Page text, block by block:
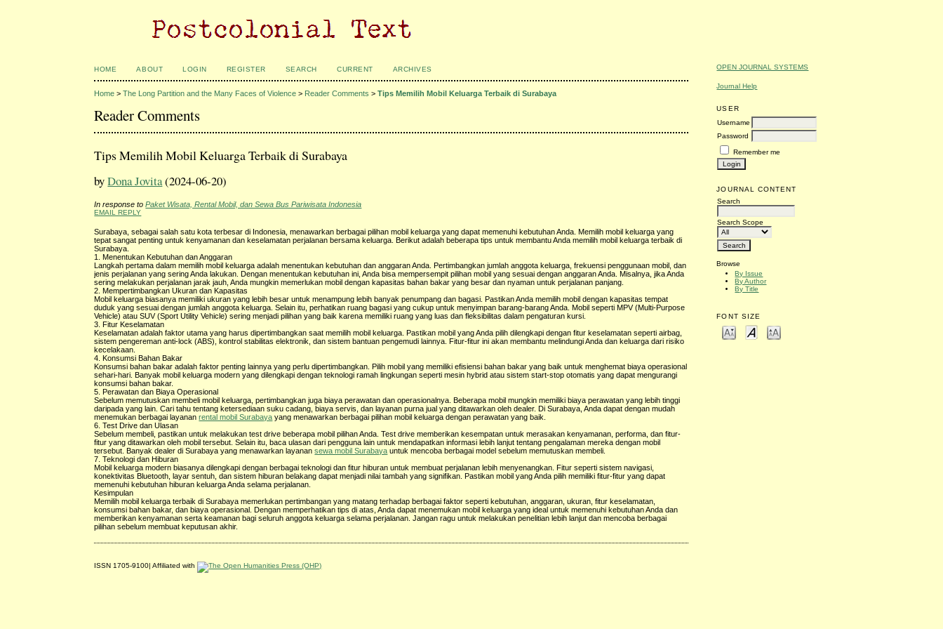
OPEN JOURNAL SYSTEMS
Journal Help
USER
Username
Password
Remember me
JOURNAL CONTENT
Search
Search Scope
Browse
By Issue
By Author
By Title
FONT SIZE
HOME ABOUT LOGIN REGISTER SEARCH CURRENT ARCHIVES
Home >The Long Partition and the Many Faces of Violence > Reader Comments >Tips Memilih Mobil Keluarga Terbaik di Surabaya
Reader Comments
Tips Memilih Mobil Keluarga Terbaik di Surabaya
byDona Jovita(2024-06-20)
In response toPaket Wisata, Rental Mobil, dan Sewa Bus Pariwisata Indonesia
EMAIL REPLY
Surabaya, sebagai salah satu kota terbesar di Indonesia, menawarkan berbagai pilihan mobil keluarga yang dapat memenuhi kebutuhan Anda. Memilih mobil keluarga yang
tepat sangat penting untuk kenyamanan dan keselamatan perjalanan bersama keluarga. Berikut adalah beberapa tips untuk membantu Anda memilih mobil keluarga terbaik di
Surabaya.
1. Menentukan Kebutuhan dan Anggaran
Langkah pertama dalam memilih mobil keluarga adalah menentukan kebutuhan dan anggaran Anda. Pertimbangkan jumlah anggota keluarga, frekuensi penggunaan mobil, dan
jenis perjalanan yang sering Anda lakukan. Dengan menentukan kebutuhan ini, Anda bisa mempersempit pilihan mobil yang sesuai dengan anggaran Anda. Misalnya, jika Anda
sering melakukan perjalanan jarak jauh, Anda mungkin memerlukan mobil dengan kapasitas bahan bakar yang besar dan nyaman untuk perjalanan panjang.
2. Mempertimbangkan Ukuran dan Kapasitas
Mobil keluarga biasanya memiliki ukuran yang lebih besar untuk menampung lebih banyak penumpang dan bagasi. Pastikan Anda memilih mobil dengan kapasitas tempat
duduk yang sesuai dengan jumlah anggota keluarga. Selain itu, perhatikan ruang bagasi yang cukup untuk menyimpan barang-barang Anda. Mobil seperti MPV (Multi-Purpose
Vehicle) atau SUV (Sport Utility Vehicle) sering menjadi pilihan yang baik karena memiliki ruang yang luas dan fleksibilitas dalam pengaturan kursi.
3. Fitur Keselamatan
Keselamatan adalah faktor utama yang harus dipertimbangkan saat memilih mobil keluarga. Pastikan mobil yang Anda pilih dilengkapi dengan fitur keselamatan seperti airbag,
sistem pengereman anti-lock (ABS), kontrol stabilitas elektronik, dan sistem bantuan pengemudi lainnya. Fitur-fitur ini akan membantu melindungi Anda dan keluarga dari risiko
kecelakaan.
4. Konsumsi Bahan Bakar
Konsumsi bahan bakar adalah faktor penting lainnya yang perlu dipertimbangkan. Pilih mobil yang memiliki efisiensi bahan bakar yang baik untuk menghemat biaya operasional
sehari-hari. Banyak mobil keluarga modern yang dilengkapi dengan teknologi ramah lingkungan seperti mesin hybrid atau sistem start-stop otomatis yang dapat mengurangi
konsumsi bahan bakar.
5. Perawatan dan Biaya Operasional
Sebelum memutuskan membeli mobil keluarga, pertimbangkan juga biaya perawatan dan operasionalnya. Beberapa mobil mungkin memiliki biaya perawatan yang lebih tinggi
daripada yang lain. Cari tahu tentang ketersediaan suku cadang, biaya servis, dan layanan purna jual yang ditawarkan oleh dealer. Di Surabaya, Anda dapat dengan mudah
menemukan berbagai layananrental mobil Surabaya yang menawarkan berbagai pilihan mobil keluarga dengan perawatan yang baik.
6. Test Drive dan Ulasan
Sebelum membeli, pastikan untuk melakukan test drive beberapa mobil pilihan Anda. Test drive memberikan kesempatan untuk merasakan kenyamanan, performa, dan fitur-
fitur yang ditawarkan oleh mobil tersebut. Selain itu, baca ulasan dari pengguna lain untuk mendapatkan informasi lebih lanjut tentang pengalaman mereka dengan mobil
tersebut. Banyak dealer di Surabaya yang menawarkan layanansewa mobil Surabaya untuk mencoba berbagai model sebelum memutuskan membeli.
7. Teknologi dan Hiburan
Mobil keluarga modern biasanya dilengkapi dengan berbagai teknologi dan fitur hiburan untuk membuat perjalanan lebih menyenangkan. Fitur seperti sistem navigasi,
konektivitas Bluetooth, layar sentuh, dan sistem hiburan belakang dapat menjadi nilai tambah yang signifikan. Pastikan mobil yang Anda pilih memiliki fitur-fitur yang dapat
memenuhi kebutuhan hiburan keluarga Anda selama perjalanan.
Kesimpulan
Memilih mobil keluarga terbaik di Surabaya memerlukan pertimbangan yang matang terhadap berbagai faktor seperti kebutuhan, anggaran, ukuran, fitur keselamatan,
konsumsi bahan bakar, dan biaya operasional. Dengan memperhatikan tips di atas, Anda dapat menemukan mobil keluarga yang ideal untuk memenuhi kebutuhan Anda dan
memberikan kenyamanan serta keamanan bagi seluruh anggota keluarga selama perjalanan. Jangan ragu untuk melakukan penelitian lebih lanjut dan mencoba berbagai
pilihan sebelum membuat keputusan akhir.
ISSN 1705-9100| Affiliated with